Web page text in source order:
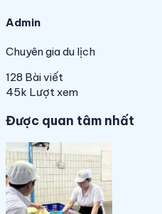
Admin
Chuyên gia du lịch
128 Bài viết
45k Lượt xem
Được quan tâm nhất